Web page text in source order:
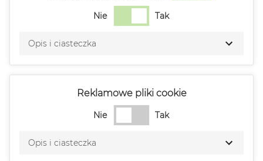
Nie Tak
Opis i ciasteczka
Reklamowe pliki cookie
Nie Tak
Opis i ciasteczka